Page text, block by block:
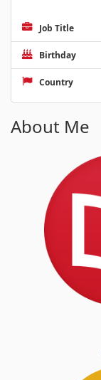
Job Title
Birthday
Country
About Me